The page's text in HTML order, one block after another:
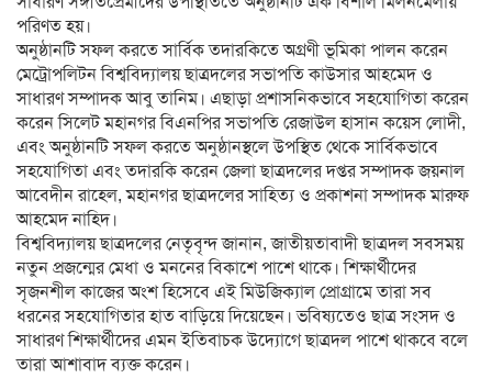
পরিণত হয়।
অনুষ্ঠানটি সফল করতে সার্বিক তদারকিতে অগ্রণী ভূমিকা পালন করেন
মেট্রোপলিটন বিশ্ববিদ্যালয় ছাত্রদলের সভাপতি কাউসার আহমেদ ও
সাধারণ সম্পাদক আবু তানিম। এছাড়া প্রশাসনিকভাবে সহযোগিতা করেন
করেন সিলেট মহানগর বিএনপির সভাপতি রেজাউল হাসান কয়েস লোদী,
এবং অনুষ্ঠানটি সফল করতে অনুষ্ঠানস্থলে উপস্থিত থেকে সার্বিকভাবে
সহযোগিতা এবং তদারকি করেন জেলা ছাত্রদলের দপ্তর সম্পাদক জয়নাল
আবেদীন রাহেল, মহানগর ছাত্রদলের সাহিত্য ও প্রকাশনা সম্পাদক মারুফ
আহমেদ নাহিদ।
বিশ্ববিদ্যালয় ছাত্রদলের নেতৃবৃন্দ জানান, জাতীয়তাবাদী ছাত্রদল সবসময়
নতুন প্রজন্মের মেধা ও মননের বিকাশে পাশে থাকে। শিক্ষার্থীদের
সৃজনশীল কাজের অংশ হিসেবে এই মিউজিক্যাল প্রোগ্রামে তারা সব
ধরনের সহযোগিতার হাত বাড়িয়ে দিয়েছেন। ভবিষ্যতেও ছাত্র সংসদ ও
সাধারণ শিক্ষার্থীদের এমন ইতিবাচক উদ্যোগে ছাত্রদল পাশে থাকবে বলে
তারা আশাবাদ ব্যক্ত করেন।